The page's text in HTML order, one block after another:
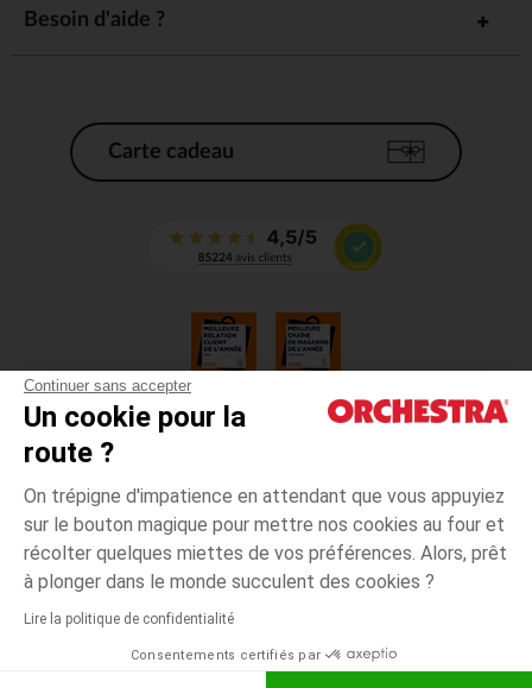
Continuer sans accepter
Un cookie pour la
route ?
On trépigne d'impatience en attendant que vous appuyiez
sur le bouton magique pour mettre nos cookies au four et
récolter quelques miettes de vos préférences. Alors, prêt
à plonger dans le monde succulent des cookies ?
Lire la politique de confidentialité
Consentements certifiés par
Besoin d'aide ?
Carte cadeau
*Conditions des offres en cours
Données personnelles
Gestion des cookies
Orchestra adhère au code déontologique de la Fédération du e-commerce
et de la vente à distance française (FEVAD) et au système de Médiation du